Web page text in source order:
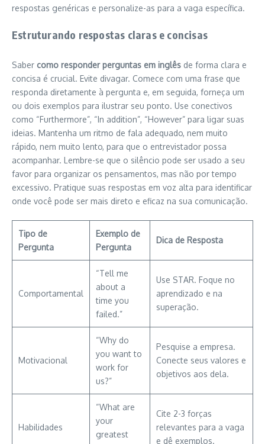
respostas genéricas e personalize-as para a vaga específica.
Estruturando respostas claras e concisas
Saber como responder perguntas em inglês de forma clara e
concisa é crucial. Evite divagar. Comece com uma frase que
responda diretamente à pergunta e, em seguida, forneça um
ou dois exemplos para ilustrar seu ponto. Use conectivos
como “Furthermore”, “In addition”, “However” para ligar suas
ideias. Mantenha um ritmo de fala adequado, nem muito
rápido, nem muito lento, para que o entrevistador possa
acompanhar. Lembre-se que o silêncio pode ser usado a seu
favor para organizar os pensamentos, mas não por tempo
excessivo. Pratique suas respostas em voz alta para identificar
onde você pode ser mais direto e eficaz na sua comunicação.
Tipo de
Pergunta
Exemplo de
Pergunta
Dica de Resposta
Comportamental
“Tell me
about a
time you
failed.”
Use STAR. Foque no
aprendizado e na
superação.
Motivacional
“Why do
you want to
work for
us?”
Pesquise a empresa.
Conecte seus valores e
objetivos aos dela.
Habilidades
“What are
your
greatest
Cite 2-3 forças
relevantes para a vaga
e dê exemplos.